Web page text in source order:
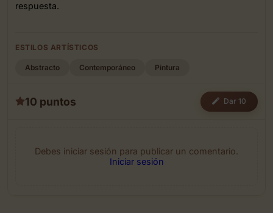
respuesta.
ESTILOS ARTÍSTICOS
Abstracto Contemporáneo Pintura
10 puntos Dar 10
Debes iniciar sesión para publicar un comentario.
Iniciar sesión